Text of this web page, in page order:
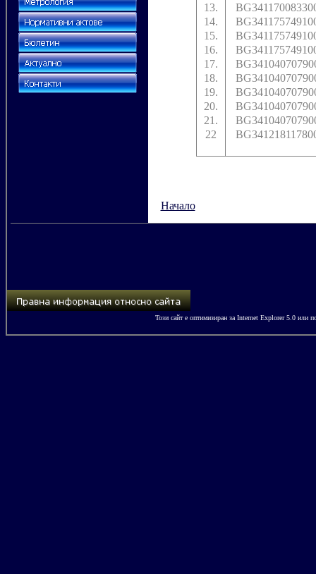
13.
14.
15.
16.
17.
18.
19.
20.
21.
22
Начало
Този сайт е оптимизиран за Internet Explorer 5.0 или